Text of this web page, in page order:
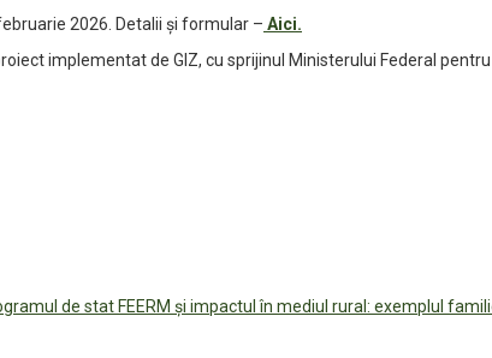
2026. Detalii și formular – Aici.
implementat de GIZ, cu sprijinul Ministerului Federal
de stat FEERM și impactul în mediul rural: exemplul